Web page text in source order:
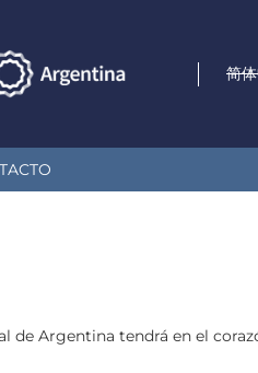
简
de Argentina tendrá en el